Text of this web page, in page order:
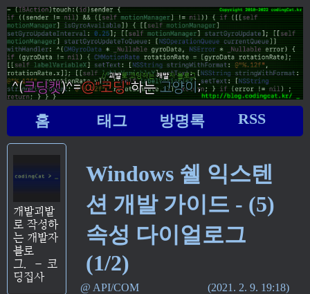
홈 태그 방명록 RSS
개발괴발
로 작성하
는 개발자
블로
그.
– 코
딩집사
Windows 쉘 익스텐
션 개발 가이드 - (5)
속성 다이얼로그
(1/2)
API/COM 2021. 2. 9. 19:18